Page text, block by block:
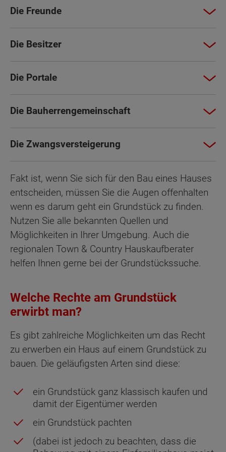
Die Freunde
Die Besitzer
Die Portale
Die Bauherrengemeinschaft
Die Zwangsversteigerung
Fakt ist, wenn Sie sich für den Bau eines Hauses
entscheiden, müssen Sie die Augen offenhalten
wenn es darum geht ein Grundstück zu finden.
Nutzen Sie alle bekannten Quellen und
Möglichkeiten in Ihrer Umgebung. Auch die
regionalen Town & Country Hauskaufberater
helfen Ihnen gerne bei der Grundstückssuche.
Welche Rechte am Grundstück
erwirbt man?
Es gibt zahlreiche Möglichkeiten um das Recht
zu erwerben ein Haus auf einem Grundstück zu
bauen. Die geläufigsten Arten sind diese:
ein Grundstück ganz klassisch kaufen und
damit der Eigentümer werden
ein Grundstück pachten
(dabei ist jedoch zu beachten, dass die